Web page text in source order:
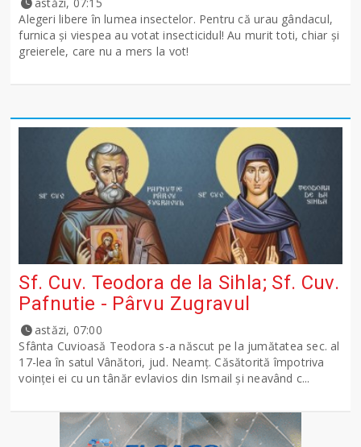
Alegeri libere în lumea insectelor. Pentru că urau gândacul,
furnica și viespea au votat insecticidul! Au murit toti, chiar și
greierele, care nu a mers la vot!
Sf. Cuv. Teodora de la Sihla; Sf. Cuv.
Pafnutie - Pârvu Zugravul
astăzi, 07:00
Sfânta Cuvioasă Teodora s-a născut pe la jumătatea sec. al
17-lea în satul Vânători, jud. Neamţ. Căsătorită împotriva
voinţei ei cu un tânăr evlavios din Ismail şi neavând c...